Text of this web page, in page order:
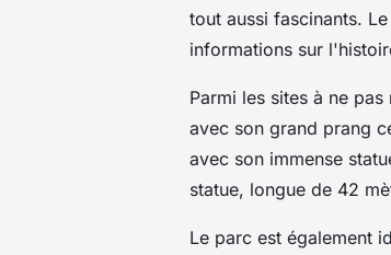
tout aussi fascinants.
informations sur
Parmi les sites à ne pas
avec son grand prang
avec son immense
statue, longue de 42
Le parc est également